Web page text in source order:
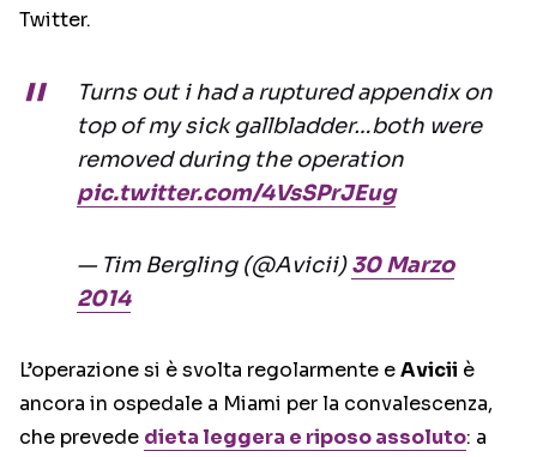
Twitter.
Turns out i had a ruptured appendix on
top of my sick gallbladder…both were
removed during the operation
pic.twitter.com/4VsSPrJEug
— Tim Bergling (@Avicii)30 Marzo
2014
L’operazione si è svolta regolarmente eAvicii è
ancora in ospedale a Miami per la convalescenza,
che prevede dieta leggera e riposo assoluto: a